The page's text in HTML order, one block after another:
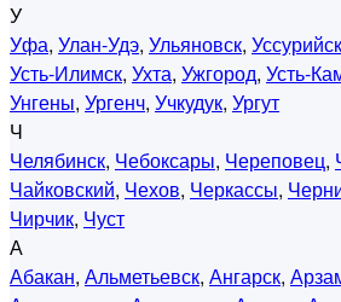
У
Уфа, Улан-Удэ, Ульяновск, Уссурийск
Усть-Илимск, Ухта, Ужгород, Усть-
Унгены, Ургенч, Учкудук, Ургут
Ч
Челябинск, Чебоксары, Череповец,
Чайковский, Чехов, Черкассы,
Чирчик, Чуст
А
Абакан, Альметьевск, Ангарск,